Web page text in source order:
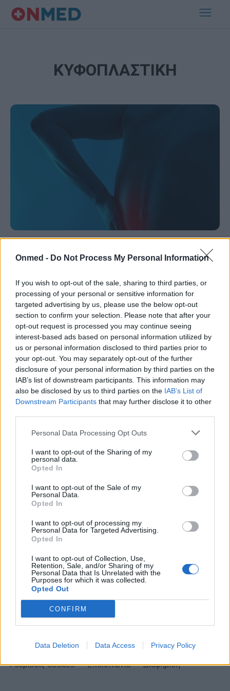
Onmed - Do Not Process My Personal Information
If you wish to opt-out of the sale, sharing to third parties, or
processing of your personal or sensitive information for
targeted advertising by us, please use the below opt-out
section to confirm your selection. Please note that after your
opt-out request is processed you may continue seeing
interest-based ads based on personal information utilized by
us or personal information disclosed to third parties prior to
your opt-out. You may separately opt-out of the further
disclosure of your personal information by third parties on the
IAB’s list of downstream participants. This information may
also be disclosed by us to third parties on the IAB’s List of
Downstream Participants that may further disclose it to other
Personal Data Processing Opt Outs
I want to opt-out of the Sharing of my
personal data.
Opted In
I want to opt-out of the Sale of my
Personal Data.
Opted In
I want to opt-out of processing my
Personal Data for Targeted Advertising.
Opted In
I want to opt-out of Collection, Use,
Retention, Sale, and/or Sharing of my
Personal Data that Is Unrelated with the
Purposes for which it was collected.
Opted Out
CONFIRM
Data Deletion Data Access Privacy Policy
ΚΥΦΟΠΛΑΣΤΙΚΗ
ηλικιωμένους κάθε χρόνο
Δεκάδες χιλιάδες ηλικιωμένοι πεθαίνουν και
εκατομμύρια καθηλώνονται κάθε χρόνο σε παγκόσμιο
επίπεδο από την οστεοπόρωση, κυρίως λόγω των
οστεοπορωτικών καταγμάτων…
Εγγραφή στο Newsletter
Σημαντικά νέα για την υγεία στο mail σας καθημερινά
Έχω διαβάσει, κατανοώ και αποδέχομαι τους όρους χρήσης
εχεμύθειας
Δηλώνω υπεύθυνα ότι είμαι άνω των 18 ετών ή ότι βρίσκομαι υπό την
εποπτεία γονέα ή κηδεμόνα ή επιτρόπου
Ταυτότητα Όροι χρήσης Δήλωση εχεμύθειας
Ρυθμίσεις Cookies Επικοινωνία Διαφήμιση